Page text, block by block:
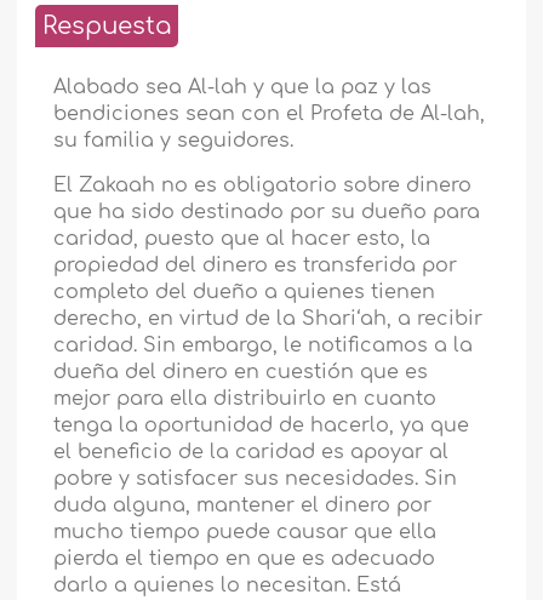
Respuesta
Alabado sea Al-lah y que la paz y las
bendiciones sean con el Profeta de Al-lah,
su familia y seguidores.
El Zakaah no es obligatorio sobre dinero
que ha sido destinado por su dueño para
caridad, puesto que al hacer esto, la
propiedad del dinero es transferida por
completo del dueño a quienes tienen
derecho, en virtud de la Shari‘ah, a recibir
caridad. Sin embargo, le notificamos a la
dueña del dinero en cuestión que es
mejor para ella distribuirlo en cuanto
tenga la oportunidad de hacerlo, ya que
el beneficio de la caridad es apoyar al
pobre y satisfacer sus necesidades. Sin
duda alguna, mantener el dinero por
mucho tiempo puede causar que ella
pierda el tiempo en que es adecuado
darlo a quienes lo necesitan. Está